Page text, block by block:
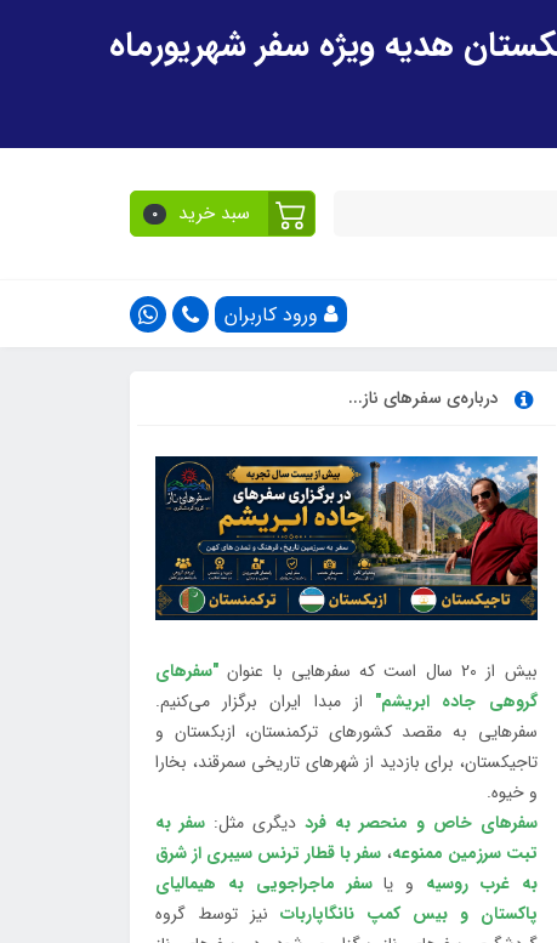
سبد خرید 0
ورود کاربران
درباره‌ی سفرهای ناز...
بیش از 20 سال است که سفرهایی با عنوان
"سفرهای
گروهی جاده ابریشم" از مبدا ایران برگزار می‌کنیم.
سفرهایی به مقصد کشورهای ترکمنستان، ازبکستان و
تاجیکستان، برای بازدید از شهرهای تاریخی سمرقند، بخارا
و خیوه.
سفرهای خاص و منحصر به فرددیگری مثل:سفر به
تبت سرزمین ممنوعه، سفر با قطار ترنس سیبری از شرق
به غرب روسیه و یاسفر ماجراجویی به هیمالیای
پاکستان و بیس کمپ نانگاپاربات نیز توسط گروه